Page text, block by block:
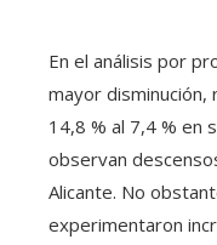
En el análisis por
mayor
14,8 % al 7,4 % en
observan
Alicante. No
experimentaron